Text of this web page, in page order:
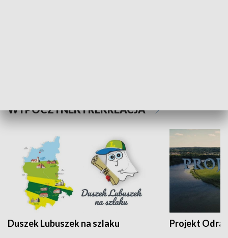
WYPOCZYNEK I REKREACJA
Duszek Lubuszek na szlaku Projekt Odra